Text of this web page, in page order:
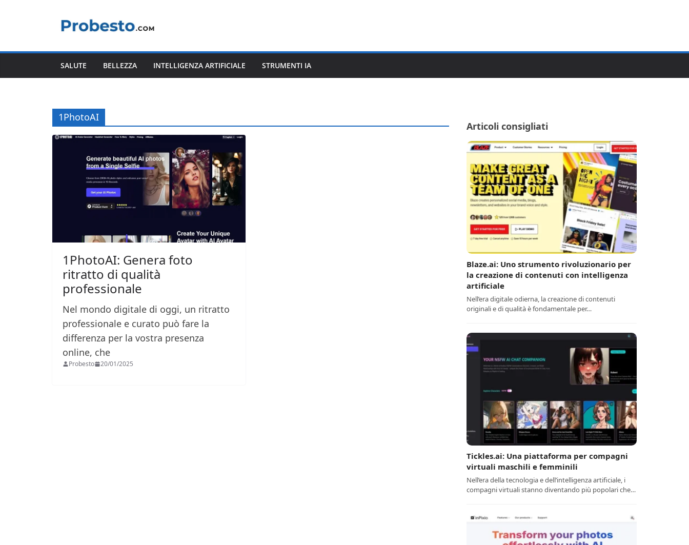
SALUTE BELLEZZA INTELLIGENZA ARTIFICIALE STRUMENTI IA
1PhotoAI
1PhotoAI: Genera foto
ritratto di qualità
professionale
Nel mondo digitale di oggi, un ritratto
professionale e curato può fare la
differenza per la vostra presenza
online, che
Probesto 20/01/2025
Articoli consigliati
Blaze.ai: Uno strumento rivoluzionario per
la creazione di contenuti con intelligenza
artificiale
Nell’era digitale odierna, la creazione di contenuti
originali e di qualità è fondamentale per…
Tickles.ai: Una piattaforma per compagni
virtuali maschili e femminili
Nell’era della tecnologia e dell’intelligenza artificiale, i
compagni virtuali stanno diventando più popolari che…